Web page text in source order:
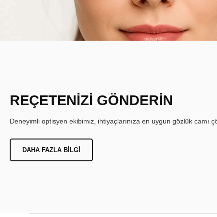
REÇETENİZİ GÖNDERİN
Deneyimli optisyen ekibimiz, ihtiyaçlarınıza en uygun gözlük camı
DAHA FAZLA BILGI